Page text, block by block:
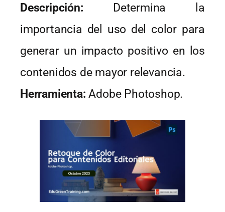
Descripción: Determina la
importancia del uso del color para
generar un impacto positivo en los
contenidos de mayor relevancia.
Herramienta: Adobe Photoshop.